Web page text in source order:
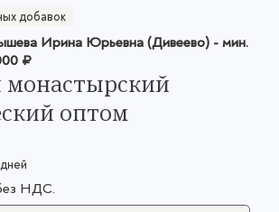
добавок
Ирина Юрьевна (Дивеево) - мин.
₽
оптом
НДС.